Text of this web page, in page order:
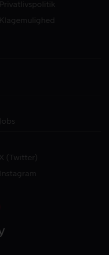
Privatlivspolitik
Klagemulighed
Jobs
X (Twitter)
Instagram